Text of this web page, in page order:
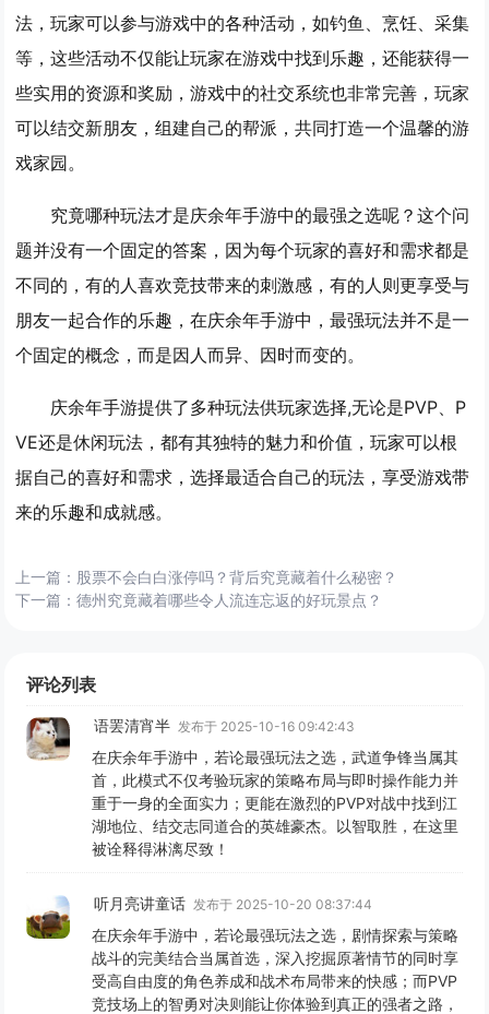
法，玩家可以参与游戏中的各种活动，如钓鱼、烹饪、采集
等，这些活动不仅能让玩家在游戏中找到乐趣，还能获得一
些实用的资源和奖励，游戏中的社交系统也非常完善，玩家
可以结交新朋友，组建自己的帮派，共同打造一个温馨的游
戏家园。
究竟哪种玩法才是庆余年手游中的最强之选呢？这个问
题并没有一个固定的答案，因为每个玩家的喜好和需求都是
不同的，有的人喜欢竞技带来的刺激感，有的人则更享受与
朋友一起合作的乐趣，在庆余年手游中，最强玩法并不是一
个固定的概念，而是因人而异、因时而变的。
庆余年手游提供了多种玩法供玩家选择,无论是PVP、P
VE还是休闲玩法，都有其独特的魅力和价值，玩家可以根
据自己的喜好和需求，选择最适合自己的玩法，享受游戏带
来的乐趣和成就感。
上一篇： 股票不会白白涨停吗？背后究竟藏着什么秘密？
下一篇：德州究竟藏着哪些令人流连忘返的好玩景点？
评论列表
语罢清宵半 发布于 2025-10-16 09:42:43
在庆余年手游中，若论最强玩法之选，武道争锋当属其
首，此模式不仅考验玩家的策略布局与即时操作能力并
重于一身的全面实力；更能在激烈的PVP对战中找到江
湖地位、结交志同道合的英雄豪杰。以智取胜，在这里
被诠释得淋漓尽致！
听月亮讲童话 发布于 2025-10-20 08:37:44
在庆余年手游中，若论最强玩法之选，剧情探索与策略
战斗的完美结合当属首选，深入挖掘原著情节的同时享
受高自由度的角色养成和战术布局带来的快感；而PVP
竞技场上的智勇对决则能让你体验到真正的强者之路，